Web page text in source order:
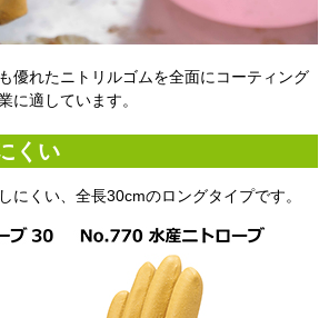
優れたニトリルゴムを全面にコーティング
に適しています。
くい
にくい、全長30cmのロングタイプです。